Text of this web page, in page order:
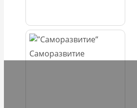
Саморазвитие